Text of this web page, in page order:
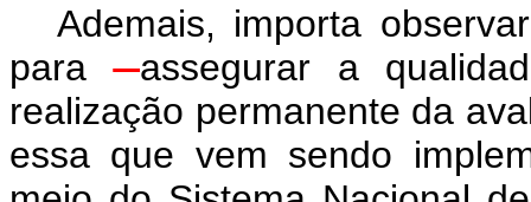
Ademais, importa
para
assegurar a
realização permanente da
essa que vem sendo